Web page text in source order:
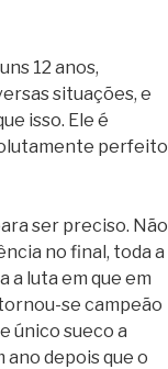
12 anos,
situações, e
isso. Ele é
perfeito
ser preciso. Não
no final, toda a
a luta em que em
se campeão
único sueco a
depois que o